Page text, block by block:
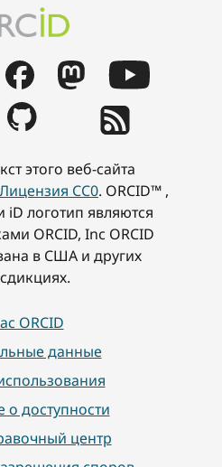
этого веб-сайта
Лицензия CC0. ORCID™ ,
iD логотип являются
ORCID, Inc ORCID
в США и других
ORCID
данные
о доступности
центр